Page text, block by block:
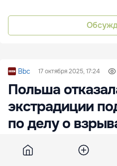
Bbc 17 октября 2025, 17:24
Польша
экстрадиции
по делу о
потока»